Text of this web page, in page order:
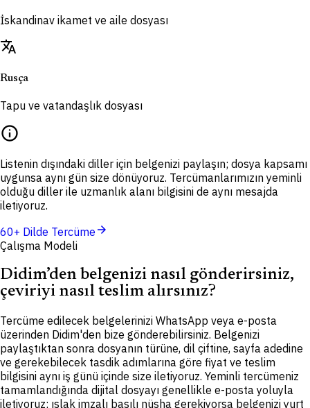
İskandinav ikamet ve aile dosyası
translate
Rusça
Tapu ve vatandaşlık dosyası
info
Listenin dışındaki diller için belgenizi paylaşın; dosya kapsamı
uygunsa aynı gün size dönüyoruz. Tercümanlarımızın yeminli
olduğu diller ile uzmanlık alanı bilgisini de aynı mesajda
iletiyoruz.
60+ Dilde Tercüme arrow_forward
Çalışma Modeli
Didim’den belgenizi nasıl gönderirsiniz,
çeviriyi nasıl teslim alırsınız?
Tercüme edilecek belgelerinizi WhatsApp veya e-posta
üzerinden Didim'den bize gönderebilirsiniz. Belgenizi
paylaştıktan sonra dosyanın türüne, dil çiftine, sayfa adedine
ve gerekebilecek tasdik adımlarına göre fiyat ve teslim
bilgisini aynı iş günü içinde size iletiyoruz. Yeminli tercümeniz
tamamlandığında dijital dosyayı genellikle e-posta yoluyla
iletiyoruz; ıslak imzalı basılı nüsha gerekiyorsa belgenizi yurt